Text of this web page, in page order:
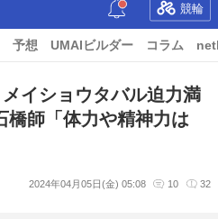
競輪
予想 UMAIビルダー コラム
メイショウタバル迫力満
師「体力や精神力は
2024年04月05日(金) 05:08 10 32